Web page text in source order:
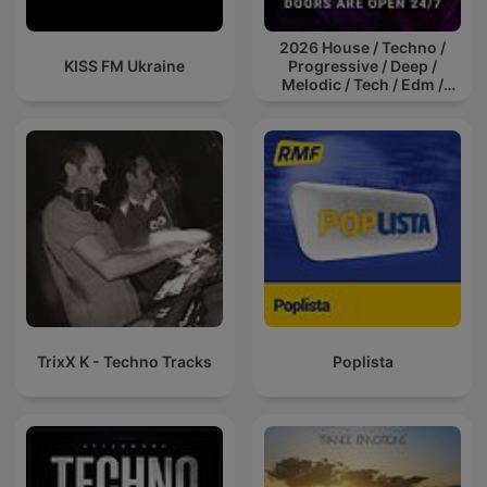
KISS FM Ukraine
2026 House / Techno /
Progressive / Deep /
Melodic / Tech / Edm /
Dance Musi
TrixX K - Techno Tracks Poplista